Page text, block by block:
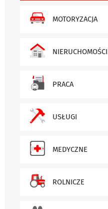
MOTORYZACJA
NIERUCHOMOŚCI
PRACA
USŁUGI
MEDYCZNE
ROLNICZE